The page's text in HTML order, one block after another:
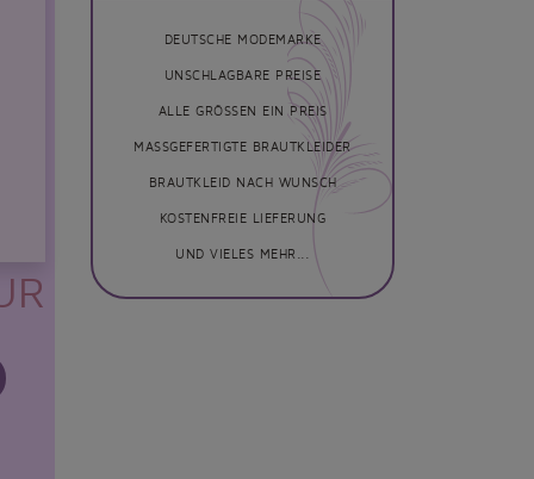
DEUTSCHE MODEMARKE
UNSCHLAGBARE PREISE
ALLE GRÖSSEN EIN PREIS
MASSGEFERTIGTE BRAUTKLEIDER
BRAUTKLEID NACH WUNSCH
KOSTENFREIE LIEFERUNG
UND VIELES MEHR...